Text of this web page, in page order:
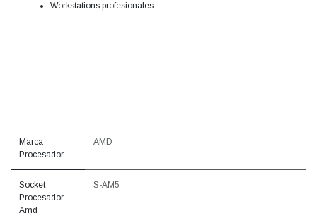
Workstations profesionales
Marca
Procesador
AMD
Socket
Procesador
Amd
S-AM5